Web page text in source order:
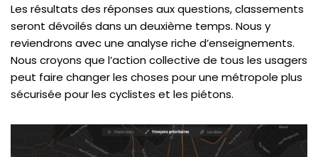
Les résultats des réponses aux questions, classements
seront dévoilés dans un deuxième temps. Nous y
reviendrons avec une analyse riche d’enseignements.
Nous croyons que l’action collective de tous les usagers
peut faire changer les choses pour une métropole plus
sécurisée pour les cyclistes et les piétons.